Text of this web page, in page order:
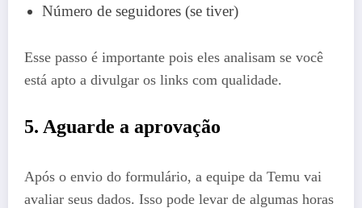
Número de seguidores (se tiver)
Esse passo é importante pois eles analisam se você
está apto a divulgar os links com qualidade.
5. Aguarde a aprovação
Após o envio do formulário, a equipe da Temu vai
avaliar seus dados. Isso pode levar de algumas horas